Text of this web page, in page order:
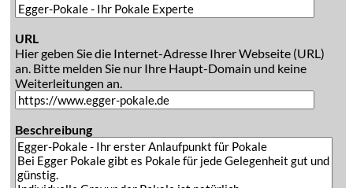
URL
Hier geben Sie die Internet-Adresse Ihrer Webseite (URL)
an. Bitte melden Sie nur Ihre Haupt-Domain und keine
Weiterleitungen an.
Beschreibung